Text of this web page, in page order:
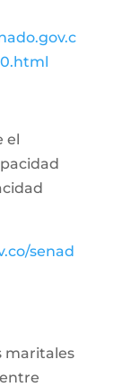
el
senad
maritales